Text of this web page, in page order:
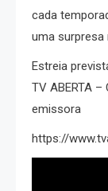
cada
uma
Estreia
TV ABERTA
emissora
https://